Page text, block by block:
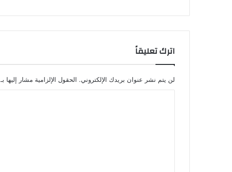
اترك تعليقاً
لن يتم نشر عنوان بريدك الإلكتروني. الحقول الإلزامية مشار إليها بـ